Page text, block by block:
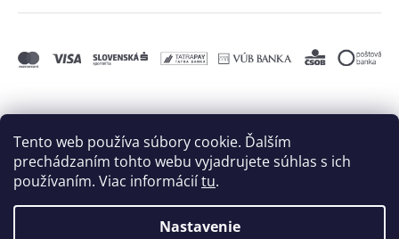
Tento web používa súbory cookie. Ďalším
prechádzaním tohto webu vyjadrujete súhlas s ich
používaním. Viac informáciítu.
Nastavenie